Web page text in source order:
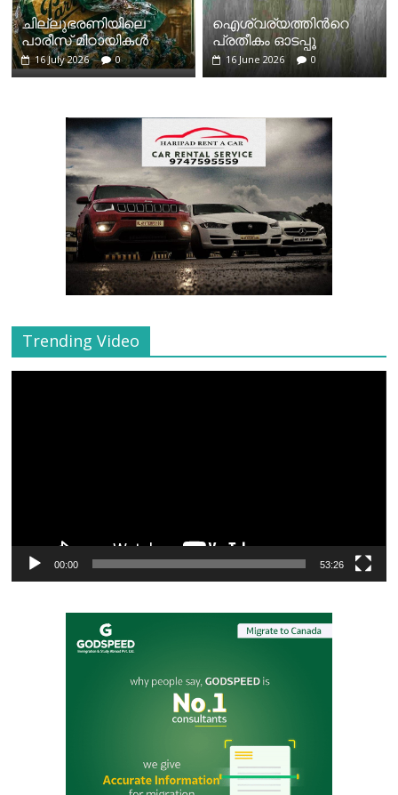
ചില്ലുഭരണിയിലെ
പാരീസ് മിഠായികള്‍
16 July 2026 0
ഐശ്വര്യത്തിന്‍റെ
പ്രതീകം ഓടപ്പൂ
16 June 2026 0
Trending Video
00:00 53:26